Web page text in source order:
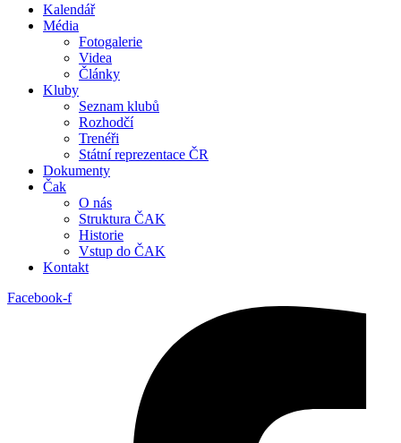
Kalendář
Média
Fotogalerie
Videa
Články
Kluby
Seznam klubů
Rozhodčí
Trenéři
Státní reprezentace ČR
Dokumenty
Čak
O nás
Struktura ČAK
Historie
Vstup do ČAK
Kontakt
Facebook-f